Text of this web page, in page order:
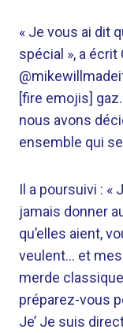
« Je vous ai dit
spécial », a
[fire emojis]
nous avons
ensemble qui
Il a poursuivi : «
jamais donner
qu’elles aient,
veulent… et
merde
préparez-vous
Je’ Je suis